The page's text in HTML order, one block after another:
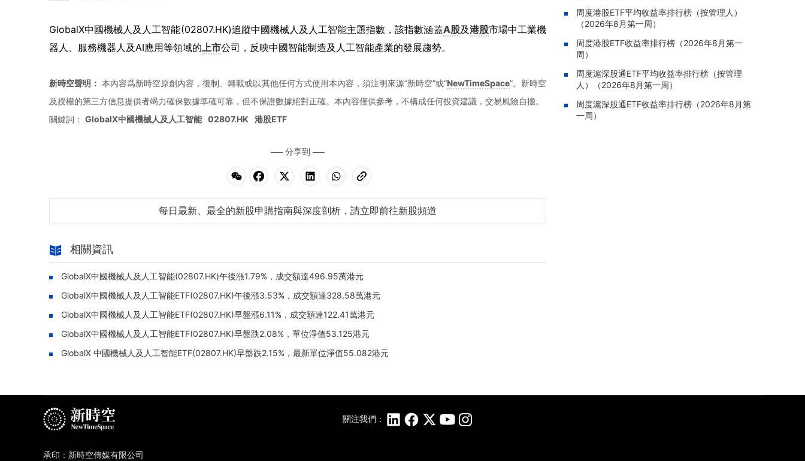
GlobalX中國機械人及人工智能(02807.HK)追蹤中國機械人及人工智能主題指數，該指數涵蓋A股及港股市場中工業機
器人、服務機器人及AI應用等領域的上市公司，反映中國智能制造及人工智能產業的發展趨勢。
新時空聲明： 本內容爲新時空原創內容，復制、轉載或以其他任何方式使用本內容，須注明來源“新時空”或“NewTimeSpace”。新時空
及授權的第三方信息提供者竭力確保數據準確可靠，但不保證數據絕對正確。本內容僅供參考，不構成任何投資建議，交易風險自擔。
關鍵詞： GlobalX中國機械人及人工智能 02807.HK 港股ETF
分享到
每日最新、最全的新股申購指南與深度剖析，請立即前往新股頻道
相關資訊
GlobalX中國機械人及人工智能(02807.HK)午後漲1.79%，成交額達496.95萬港元
GlobalX中國機械人及人工智能ETF(02807.HK)午後漲3.53%，成交額達328.58萬港元
GlobalX中國機械人及人工智能ETF(02807.HK)早盤漲6.11%，成交額達122.41萬港元
GlobalX中國機械人及人工智能ETF(02807.HK)早盤跌2.08%，單位淨值53.125港元
GlobalX 中國機械人及人工智能ETF(02807.HK)早盤跌2.15%，最新單位淨值55.082港元
08-07 20:04 |迅策(03317.HK)：與天合算力訂
立戰略合作備忘，共探能源垂類大模型與Toke
n工廠商業化
08-07 20:02 |
中國泛半導體IMSS市場排名第三
08-07 19:47 | 浙能邁領綠航二次遞表港交所，爲
全球領先的綠色航運設備和系統提供商
08-07 19:09 |
周度港股ETF平均收益率排行榜（按管理人）
（2026年8月第一周）
周度港股ETF收益率排行榜（2026年8月第一
周）
周度滬深股通ETF平均收益率排行榜（按管理
人）（2026年8月第一周）
周度滬深股通ETF收益率排行榜（2026年8月第
一周）
關注我們：
承印：新時空傳媒有限公司